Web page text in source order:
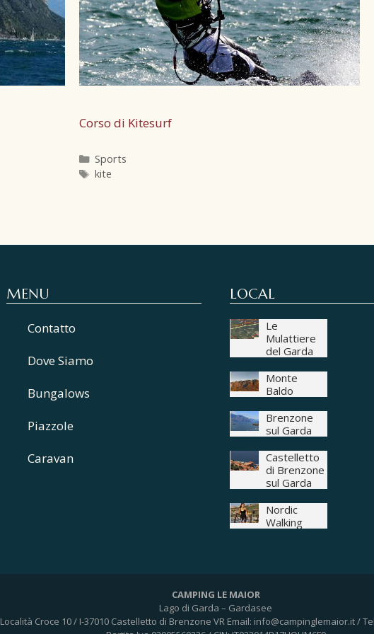
Corso di Kitesurf
Sports
kite
MENU
Contatto
Dove Siamo
Bungalows
Piazzole
Caravan
LOCAL
Le
Mulattiere
del Garda
Monte
Baldo
Brenzone
sul Garda
Castelletto
di Brenzone
sul Garda
Nordic
Walking
CAMPING LE MAIOR
Lago di Garda – Gardasee
Località Croce 10 / I-37010 Castelletto di Brenzone VR Email: info@campinglemaior.it /